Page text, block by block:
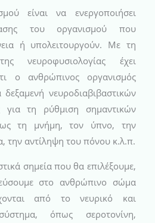
είναι να ενεργοποιήσει
του οργανισμού που
ή υπολειτουργούν. Με τη
νευροφυσιολογίας έχει
ο ανθρώπινος οργανισμός
δεξαμενή νευροδιαβιβαστικών
για τη ρύθμιση σημαντικών
τη μνήμη, τον ύπνο, την
την αντίληψη του πόνου κ.λ.π.
σημεία που θα επιλέξουμε,
στο ανθρώπινο σώμα
από το νευρικό και
όπως σεροτονίνη,